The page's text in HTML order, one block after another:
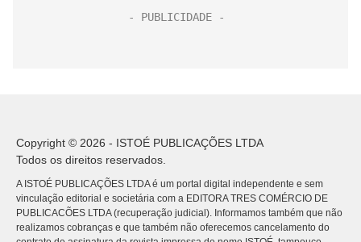
Copyright © 2026 - ISTOÉ PUBLICAÇÕES LTDA
Todos os direitos reservados.
A ISTOÉ PUBLICAÇÕES LTDA é um portal digital independente e sem
vinculação editorial e societária com a EDITORA TRES COMÉRCIO DE
PUBLICACÕES LTDA (recuperação judicial). Informamos também que não
realizamos cobranças e que também não oferecemos cancelamento do